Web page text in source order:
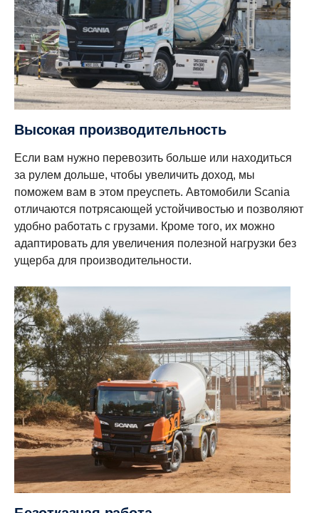
Высокая производительность
Если вам нужно перевозить больше или находиться
за рулем дольше, чтобы увеличить доход, мы
поможем вам в этом преуспеть. Автомобили Scania
отличаются потрясающей устойчивостью и позволяют
удобно работать с грузами. Кроме того, их можно
адаптировать для увеличения полезной нагрузки без
ущерба для производительности.